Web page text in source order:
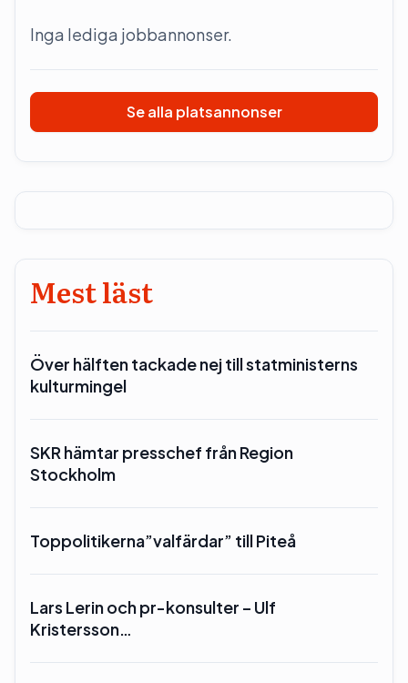
Inga lediga jobbannonser.
Se alla platsannonser
Mest läst
Över hälften tackade nej till statministerns
kulturmingel
SKR hämtar presschef från Region
Stockholm
Toppolitikerna”valfärdar” till Piteå
Lars Lerin och pr-konsulter – Ulf
Kristersson…